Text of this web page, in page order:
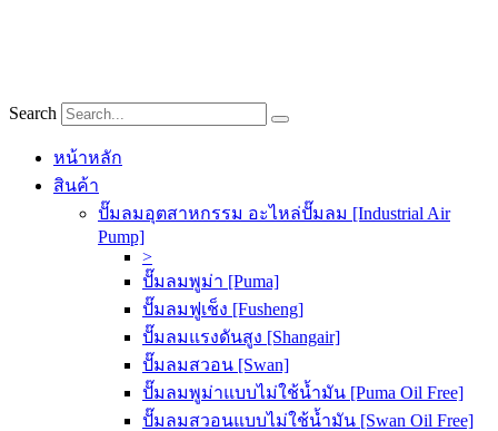
Search
หน้าหลัก
สินค้า
ปั๊มลมอุตสาหกรรม อะไหล่ปั๊มลม [Industrial Air
Pump]
>
ปั๊มลมพูม่า [Puma]
ปั๊มลมฟูเช็ง [Fusheng]
ปั๊มลมแรงดันสูง [Shangair]
ปั๊มลมสวอน [Swan]
ปั๊มลมพูม่าแบบไม่ใช้น้ำมัน [Puma Oil Free]
ปั๊มลมสวอนแบบไม่ใช้น้ำมัน [Swan Oil Free]